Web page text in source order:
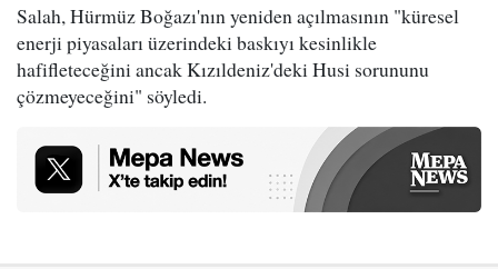
Salah, Hürmüz Boğazı'nın yeniden açılmasının "küresel
enerji piyasaları üzerindeki baskıyı kesinlikle
hafifleteceğini ancak Kızıldeniz'deki Husi sorununu
çözmeyeceğini" söyledi.